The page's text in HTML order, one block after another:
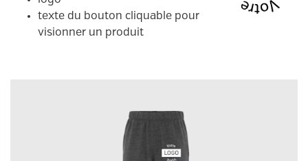
texte du bouton cliquable pour
visionner un produit